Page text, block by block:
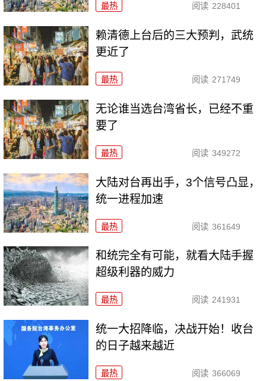
最热 阅读 228401
赖清德上台后的三大预判，武统
更近了
最热 阅读 271749
无论谁当选台湾省长，已经不重
要了
最热 阅读 349272
大陆对台再出手，3个信号凸显，
统一进程加速
最热 阅读 361649
和统完全有可能，就看大陆手握
超级利器的威力
最热 阅读 241931
统一大招降临，决战开始！收台
的日子越来越近
最热 阅读 366069